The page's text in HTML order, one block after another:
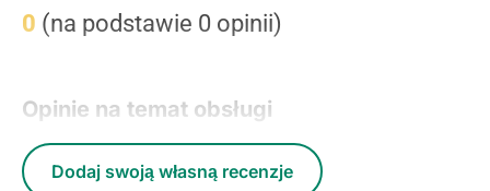
0 (na podstawie 0 opinii)
Opinie na temat obsługi
Dodaj swoją własną recenzje